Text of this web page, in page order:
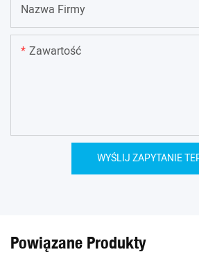
Nazwa Firmy
Zawartość
WYŚLIJ ZAPYTANIE
Powiązane Produkty